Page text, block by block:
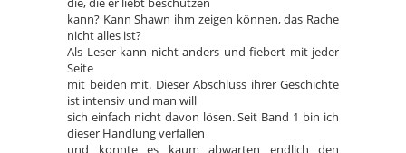
kann? Kann Shawn ihm zeigen können, das Rache
nicht alles ist?
Als Leser kann nicht anders und fiebert mit jeder
Seite
mit beiden mit. Dieser Abschluss ihrer Geschichte
ist intensiv und man will
sich einfach nicht davon lösen. Seit Band 1 bin ich
dieser Handlung verfallen
und konnte es kaum abwarten endlich den